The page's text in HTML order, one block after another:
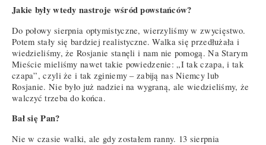
Jakie były wtedy nastroje wśród powstańców?
Do połowy sierpnia optymistyczne, wierzyliśmy w zwycięstwo.
Potem stały się bardziej realistyczne. Walka się przedłużała i
wiedzieliśmy, że Rosjanie stanęli i nam nie pomogą. Na Starym
Mieście mieliśmy nawet takie powiedzenie: „I tak czapa, i tak
czapa”, czyli że i tak zginiemy – zabiją nas Niemcy lub
Rosjanie. Nie było już nadziei na wygraną, ale wiedzieliśmy, że
walczyć trzeba do końca.
Bał się Pan?
Nie w czasie walki, ale gdy zostałem ranny. 13 sierpnia